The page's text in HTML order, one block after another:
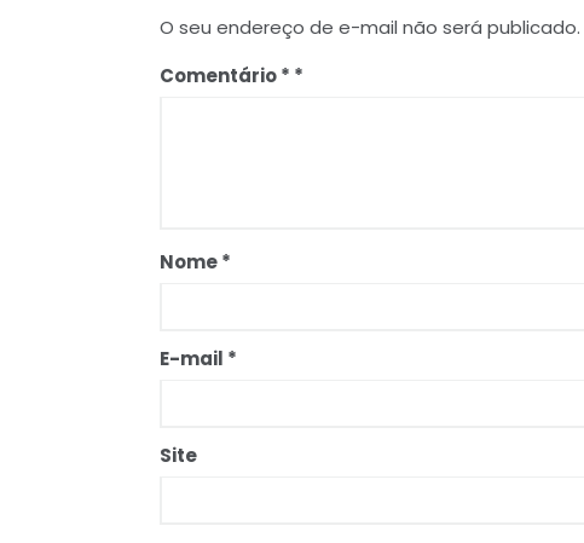
O seu endereço de e-mail não será publicado.
Comentário*
Nome*
E-mail *
Site